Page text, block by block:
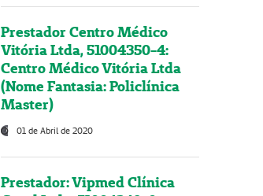
Prestador Centro Médico
Vitória Ltda, 51004350-4:
Centro Médico Vitória Ltda
(Nome Fantasia: Policlínica
Master)
01 de Abril de 2020
Prestador: Vipmed Clínica